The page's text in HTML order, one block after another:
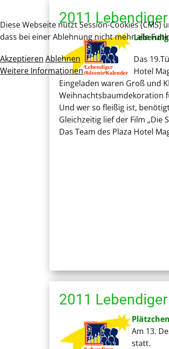
2011
Das
Hotel
Eingeladen waren Groß und
Weihnachtsbaumdekoration
Und wer so fleißig ist,
Gleichzeitig lief der Film „Die
Das Team des Plaza Hotel
2011
Am 13.
statt.
Diese Webseite nutzt Session-Cookies
dass bei einer Ablehnung nicht mehr alle
Akzeptieren Ablehnen
Weitere Informationen